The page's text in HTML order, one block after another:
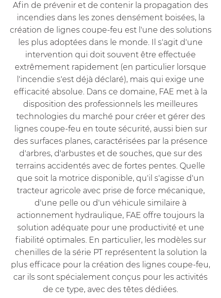
Afin de prévenir et de contenir la propagation des
incendies dans les zones densément boisées, la
création de lignes coupe-feu est l'une des solutions
les plus adoptées dans le monde. Il s'agit d'une
intervention qui doit souvent être effectuée
extrêmement rapidement (en particulier lorsque
l'incendie s'est déjà déclaré), mais qui exige une
efficacité absolue. Dans ce domaine, FAE met à la
disposition des professionnels les meilleures
technologies du marché pour créer et gérer des
lignes coupe-feu en toute sécurité, aussi bien sur
des surfaces planes, caractérisées par la présence
d'arbres, d'arbustes et de souches, que sur des
terrains accidentés avec de fortes pentes. Quelle
que soit la motrice disponible, qu'il s'agisse d'un
tracteur agricole avec prise de force mécanique,
d'une pelle ou d'un véhicule similaire à
actionnement hydraulique, FAE offre toujours la
solution adéquate pour une productivité et une
fiabilité optimales. En particulier, les modèles sur
chenilles de la série PT représentent la solution la
plus efficace pour la création des lignes coupe-feu,
car ils sont spécialement conçus pour les activités
de ce type, avec des têtes dédiées.